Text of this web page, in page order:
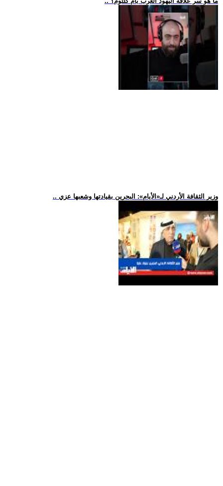
.. وزير الثقافة الأردني لـ«الأيام»: البحرين بقيادتها وشعبها عزي